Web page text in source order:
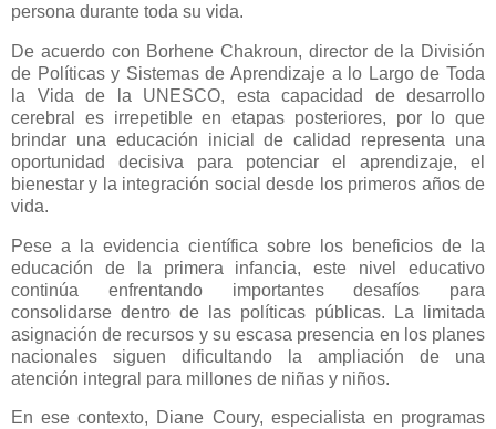
persona durante toda su vida.
De acuerdo con Borhene Chakroun, director de la División
de Políticas y Sistemas de Aprendizaje a lo Largo de Toda
la Vida de la UNESCO, esta capacidad de desarrollo
cerebral es irrepetible en etapas posteriores, por lo que
brindar una educación inicial de calidad representa una
oportunidad decisiva para potenciar el aprendizaje, el
bienestar y la integración social desde los primeros años de
vida.
Pese a la evidencia científica sobre los beneficios de la
educación de la primera infancia, este nivel educativo
continúa enfrentando importantes desafíos para
consolidarse dentro de las políticas públicas. La limitada
asignación de recursos y su escasa presencia en los planes
nacionales siguen dificultando la ampliación de una
atención integral para millones de niñas y niños.
En ese contexto, Diane Coury, especialista en programas